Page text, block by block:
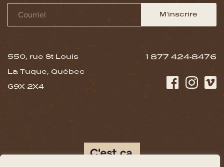
M’inscrire
550, rue St-Louis
La Tuque, Québec
G9X 2X4
1 877 424-8476